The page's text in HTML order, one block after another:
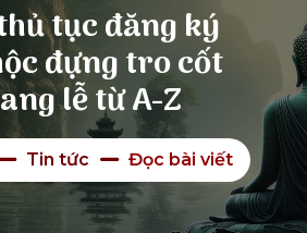
tục đăng ký
đựng tro cốt
lễ từ A-Z
Tin tức Đọc bài viết